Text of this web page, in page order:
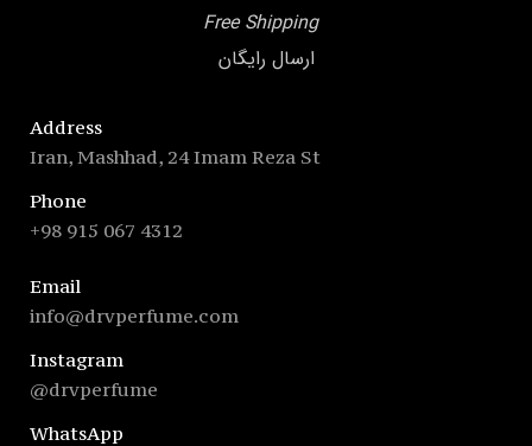
Free Shipping
ارسال رایگان
Address
Iran, Mashhad, 24 Imam Reza St
Phone
+98 915 067 4312
Email
info@drvperfume.com
Instagram
@drvperfume
WhatsApp